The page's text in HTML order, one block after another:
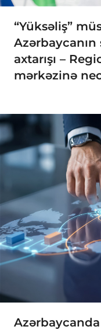
“Yüksəliş”
axtarışı –
mərkəzinə